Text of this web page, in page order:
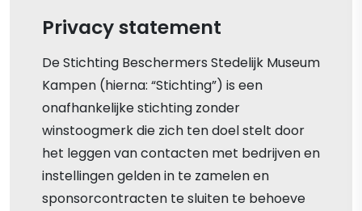
Privacy statement
De Stichting Beschermers Stedelijk Museum
Kampen (hierna: “Stichting”) is een
onafhankelijke stichting zonder
winstoogmerk die zich ten doel stelt door
het leggen van contacten met bedrijven en
instellingen gelden in te zamelen en
sponsorcontracten te sluiten te behoeve